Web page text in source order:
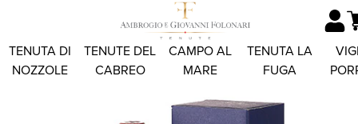
TENUTA DI
NOZZOLE
TENUTE DEL
CABREO
CAMPO AL
MARE
TENUTA LA
FUGA